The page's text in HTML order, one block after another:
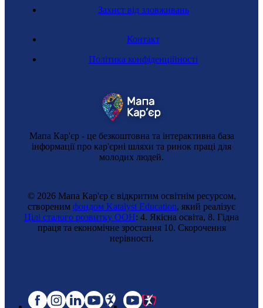
Мапа Кар'єр - це безкоштовна та інтерактивна база
інформації про кар'єрні шляхи та ринок праці для
молодих людей.
Контакт
Політика конфіденційності
Захист від зловживань
© 2026 Мапа Кар'єр є відкритим освітнім ресурсом,
створеним фондом Katalyst Education, який реалізує
Цілі сталого розвитку ООН: 4. Якісна освіта, 8. Гідна
праця та економічне зростання 10. Cкорочення
нерівності.